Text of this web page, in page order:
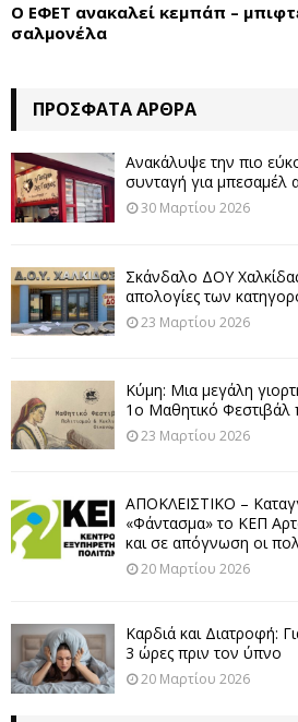
Ο ΕΦΕΤ ανακαλεί κεμπάπ –
σαλμονέλα
ΠΡΌΣΦΑΤΑ ΆΡΘΡΑ
Ανακάλυψε την πιο
συνταγή για
30 Μαρτίου 2026
Σκάνδαλο ΔΟΥ
απολογίες των
23 Μαρτίου 2026
Κύμη: Μια μεγάλη
1ο Μαθητικό Φεστιβάλ
23 Μαρτίου 2026
ΑΠΟΚΛΕΙΣΤΙΚΟ –
«Φάντασμα» το ΚΕΠ
και σε απόγνωση οι
20 Μαρτίου 2026
Καρδιά και Διατροφή:
3 ώρες πριν τον ύπνο
20 Μαρτίου 2026